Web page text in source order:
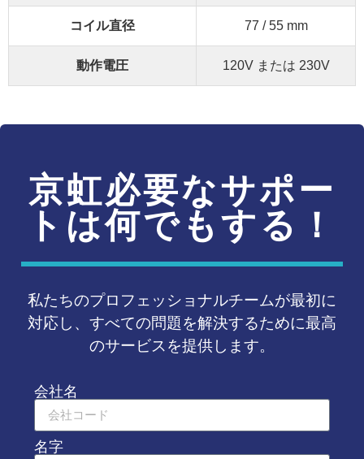
コイル直径 77 / 55 mm
動作電圧 120V または 230V
京虹必要なサポー
トは何でもする！
私たちのプロフェッショナルチームが最初に
対応し、すべての問題を解決するために最高
のサービスを提供します。
会社名
名字